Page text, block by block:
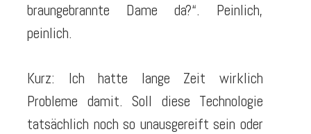
braungebrannte Dame da?“. Peinlich,
peinlich.
Kurz: Ich hatte lange Zeit wirklich
Probleme damit. Soll diese Technologie
tatsächlich noch so unausgereift sein oder